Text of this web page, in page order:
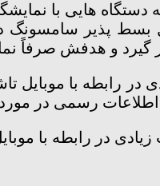
دستگاه هایی با
پذیر سامسونگ
و هدفش صرفاً
اطلاعات رسمی در
در رابطه با